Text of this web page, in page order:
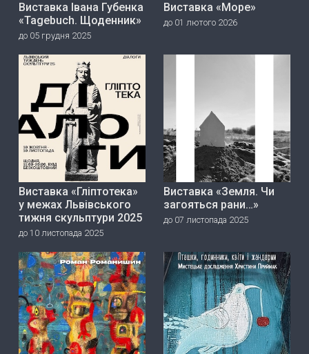
Виставка Івана Губенка
«Tagebuch. Щоденник»
до 05 грудня 2025
Виставка «Море»
до 01 лютого 2026
Виставка «Гліптотека»
у межах Львівського
тижня скульптури 2025
до 10 листопада 2025
Виставка «Земля. Чи
загояться рани…»
до 07 листопада 2025